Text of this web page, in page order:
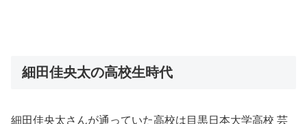
細田佳央太の高校生時代
細田佳央太さんが通っていた高校は目黒日本大学高校 芸